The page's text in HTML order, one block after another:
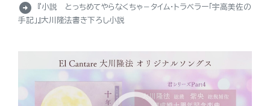
arrow_circle_right
『小説 とっちめてやらなくちゃ－タイム・トラベラー「宇高美佐の
手記」』大川隆法書き下ろし小説